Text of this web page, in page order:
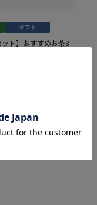
ット】おすすめお茶3